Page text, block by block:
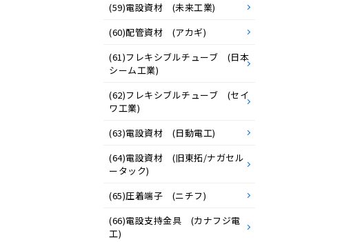
(59)電設資材 (未来工業)
(60)配管資材 (アカギ)
(61)フレキシブルチューブ (日本
シーム工業)
(62)フレキシブルチューブ (セイ
ワ工業)
(63)電設資材 (日動電工)
(64)電設資材 (旧東拓/ナガセル
ータック)
(65)圧着端子 (ニチフ)
(66)電設支持金具 (カナフジ電
工)